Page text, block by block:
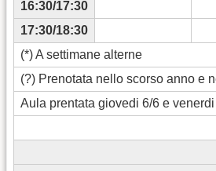
16:30/17:30
17:30/18:30
(*) A settimane alterne
(?) Prenotata nello scorso anno e
Aula prentata giovedi 6/6 e